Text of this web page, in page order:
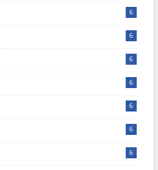
6
6
6
6
6
6
6